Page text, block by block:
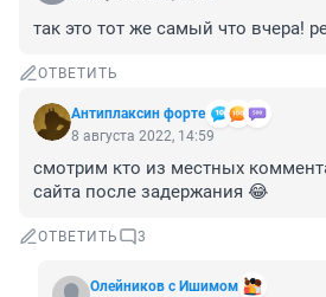
так это тот же самый что вчера!
ОТВЕТИТЬ
Антиплаксин форте
8 августа 2022, 14:59
смотрим кто из местных
сайта после задержания 😂
ОТВЕТИТЬ 3
Олейников с Ишимом